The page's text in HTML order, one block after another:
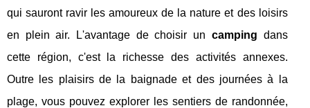
qui sauront ravir les amoureux de la nature et des loisirs
en plein air. L'avantage de choisir un camping dans
cette région, c'est la richesse des activités annexes.
Outre les plaisirs de la baignade et des journées à la
plage, vous pouvez explorer les sentiers de randonnée,